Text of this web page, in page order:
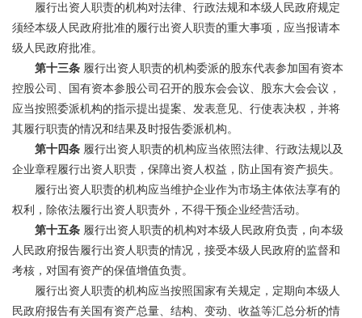
履行出资人职责的机构对法律、行政法规和本级人民政府规定
须经本级人民政府批准的履行出资人职责的重大事项，应当报请本
级人民政府批准。
第十三条 履行出资人职责的机构委派的股东代表参加国有资本
控股公司、国有资本参股公司召开的股东会会议、股东大会会议，
应当按照委派机构的指示提出提案、发表意见、行使表决权，并将
其履行职责的情况和结果及时报告委派机构。
第十四条 履行出资人职责的机构应当依照法律、行政法规以及
企业章程履行出资人职责，保障出资人权益，防止国有资产损失。
履行出资人职责的机构应当维护企业作为市场主体依法享有的
权利，除依法履行出资人职责外，不得干预企业经营活动。
第十五条 履行出资人职责的机构对本级人民政府负责，向本级
人民政府报告履行出资人职责的情况，接受本级人民政府的监督和
考核，对国有资产的保值增值负责。
履行出资人职责的机构应当按照国家有关规定，定期向本级人
民政府报告有关国有资产总量、结构、变动、收益等汇总分析的情